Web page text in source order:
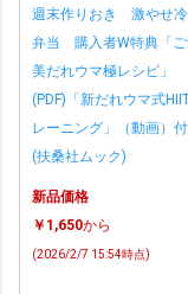
週末作りおき 激やせ
弁当 購入者W特典「
美だれウマ極レシピ」
(PDF)「新だれウマ式
レーニング」（動画）
(扶桑社ムック)
新品価格
￥1,650から
(2026/2/7 15:54時点)